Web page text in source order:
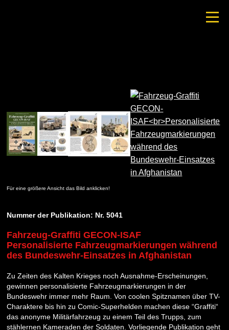
Für eine größere Ansicht das Bild anklicken!
Nummer der Publikation: Nr. 5041
Fahrzeug-Graffiti GECON-ISAF
Personalisierte Fahrzeugmarkierungen während
des Bundeswehr-Einsatzes in Afghanistan
Zu Zeiten des Kalten Krieges noch Ausnahme-Erscheinungen,
gewinnen personalisierte Fahrzeugmarkierungen in der
Bundeswehr immer mehr Raum. Von coolen Spitznamen über TV-
Charaktere bis hin zu Comic-Superhelden machen diese “Graffiti“
das anonyme Militärfahrzeug zu einem Teil des Trupps, zum
stählernen Kameraden der Soldaten. Vorliegende Publikation geht